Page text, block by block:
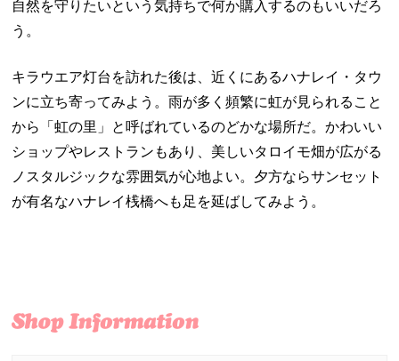
自然を守りたいという気持ちで何か購入するのもいいだろ
う。
キラウエア灯台を訪れた後は、近くにあるハナレイ・タウ
ンに立ち寄ってみよう。雨が多く頻繁に虹が見られること
から「虹の里」と呼ばれているのどかな場所だ。かわいい
ショップやレストランもあり、美しいタロイモ畑が広がる
ノスタルジックな雰囲気が心地よい。夕方ならサンセット
が有名なハナレイ桟橋へも足を延ばしてみよう。